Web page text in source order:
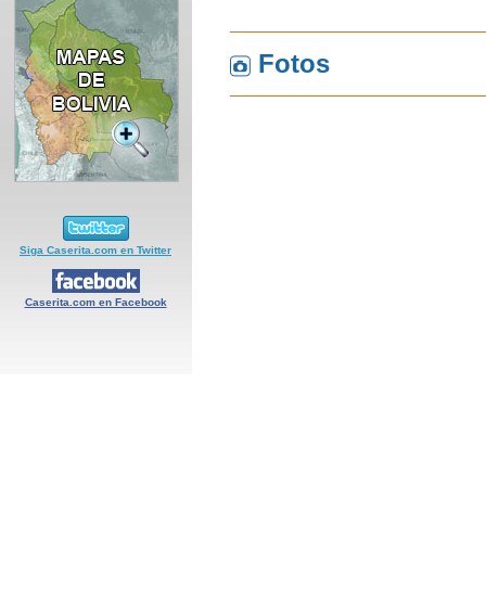
Siga Caserita.com en Twitter
Caserita.com en Facebook
Fotos